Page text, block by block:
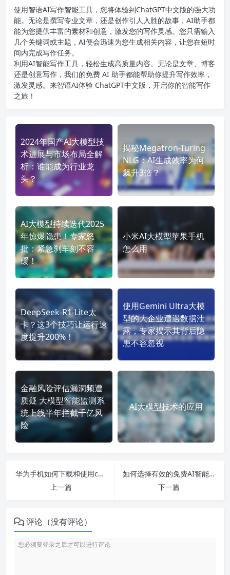
使用智语AI写作智能工具，您将体验到ChatGPT中文版的强大功
能。无论是撰写专业文章，还是创作引人入胜的故事，AI助手都
能为您提供丰富的素材和创意，激发您的写作灵感。您只需输入
几个关键词或主题，AI便会迅速为您生成相关内容，让您在短时
间内完成写作任务。
利用AI智能写作工具，轻松生成高质量内容。无论是文章、博客
还是创意写作，我们的免费 AI 助手都能帮助你提升写作效率，
激发灵感。来智语AI体验 ChatGPT中文版 ，开启你的智能写作
之旅！
2024年国产AI大模型技
术进展与市场布局全解
析：谁能成为行业龙
头？
揭秘Megatron-Turing
NLG：AI生成效率为何
飙升3倍？
AI大模型持续迭代2025
年惊爆隐患！专家怒
批：紧急刹车刻不容
缓！
小米AI大模型苹果手机
怎么用
DeepSeek-R1-Lite太
卡？这3个技巧让运行速
度提升200%！
使用Gemini Ultra大模
型的大企业遭遇数据泄
露，专家揭示其背后隐
患不容忽视
金融风险评估漏洞频遭
质疑 大模型智能监测系
统上线半年拦截千亿风
险
AI大模型技术的应用
华为手机如何下载和使用chatgpt4.0中文免付费版-让你的聊天体验更智能化、便捷化！
上一篇
如何选择有效的免费AI智能写作工具，更好地提升写作效率与品质？
下一篇
评论（没有评论）